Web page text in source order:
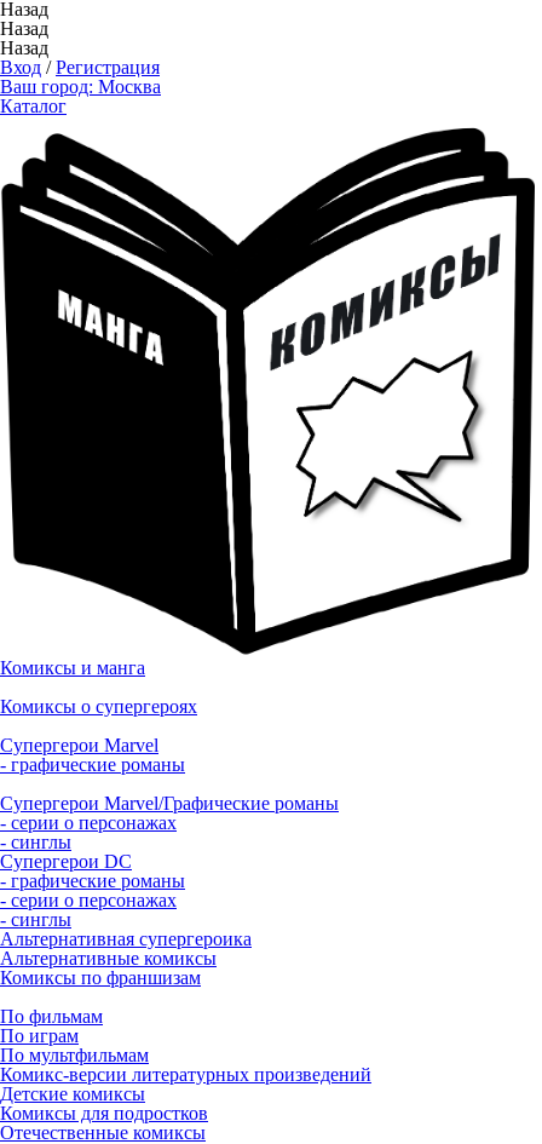
Назад
Назад
Назад
Вход /Регистрация
Ваш город: Москва
Каталог
Комиксы и манга
Комиксы о супергероях
Супергерои Marvel
- графические романы
Супергерои Marvel/Графические романы
- серии о персонажах
- синглы
Супергерои DC
- графические романы
- серии о персонажах
- синглы
Альтернативная супергероика
Альтернативные комиксы
Комиксы по франшизам
По фильмам
По играм
По мультфильмам
Комикс-версии литературных произведений
Детские комиксы
Комиксы для подростков
Отечественные комиксы